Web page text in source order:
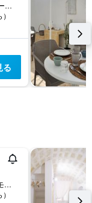
Vico Gelso 13/15, モノーポリ, バーリ県, イタリア
る
Via Orazio Comes 50, モノーポリ, バーリ県, イタリア